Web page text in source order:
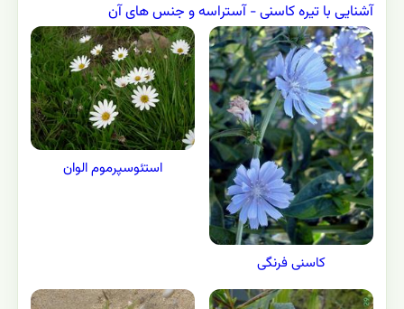
آشنایی با تیره کاسنی - آستراسه و جنس های آن
کاسنی فرنگی
استئوسپرموم الوان